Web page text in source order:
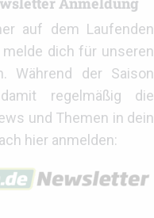
auf dem Laufenden
melde dich für unseren
Während der Saison
regelmäßig die
und Themen in dein
hier anmelden: